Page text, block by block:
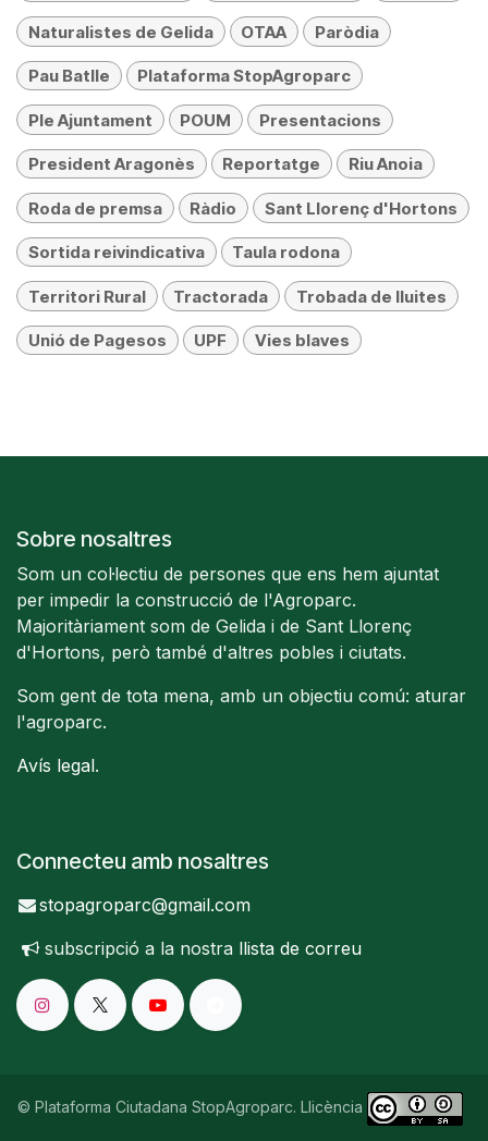
Naturalistes de Gelida OTAA Paròdia
Pau Batlle Plataforma StopAgroparc
Ple Ajuntament POUM Presentacions
President Aragonès Reportatge Riu Anoia
Roda de premsa Ràdio Sant Llorenç d'Hortons
Sortida reivindicativa Taula rodona
Territori Rural Tractorada Trobada de lluites
Unió de Pagesos UPF Vies blaves
Sobre nosaltres
Som un col·lectiu de persones que ens hem ajuntat
per impedir la construcció de l'Agroparc.
Majoritàriament som de Gelida i de Sant Llorenç
d'Hortons, però també d'altres pobles i ciutats.
Som gent de tota mena, amb un objectiu comú: aturar
l'agroparc.
Avís legal.
Connecteu amb nosaltres
stopagroparc@gmail.com
subscripció a la nostra llista de correu
© Plataforma Ciutadana StopAgroparc. Llicència